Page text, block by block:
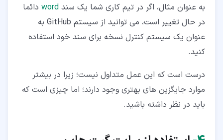
به عنوان مثال، اگر در تیم کاری شما یک سند word دائما
در حال تغییر است، می توانید از سیستم GitHub به
عنوان یک سیستم کنترل نسخه برای سند خود استفاده
کنید.
درست است که این عمل متداول نیست؛ زیرا در بیشتر
موارد جایگزین های بهتری وجود دارند؛ اما چیزی است که
باید در نظر داشته باشید.